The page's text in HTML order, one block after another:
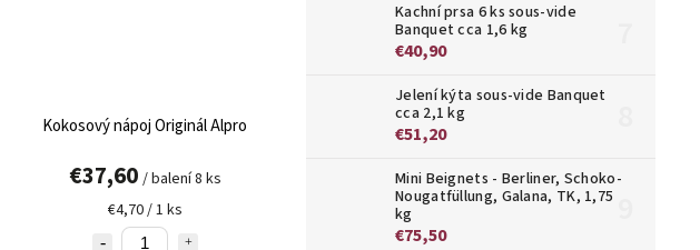
Kachní prsa 6 ks sous-vide
Banquet cca 1,6 kg
€40,90
Jelení kýta sous-vide Banquet
cca 2,1 kg
€51,20
Mini Beignets - Berliner, Schoko-
Nougatfüllung, Galana, TK, 1,75
kg
€75,50
Kokosový nápoj Originál Alpro
€37,60 / balení 8 ks
€4,70 / 1 ks